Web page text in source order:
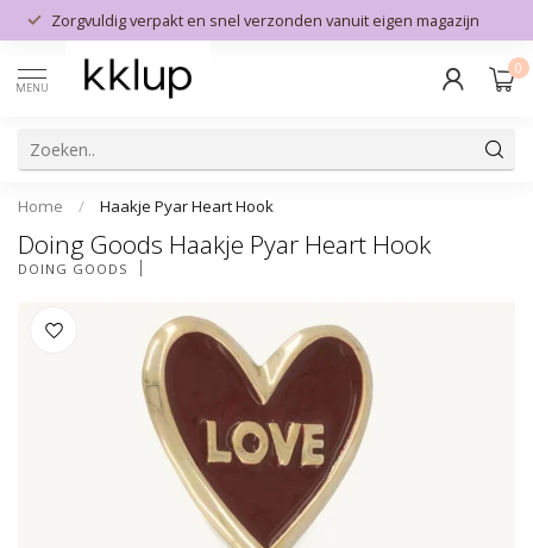
Zorgvuldig verpakt en snel verzonden vanuit eigen magazijn
MENU
0
Home / Haakje Pyar Heart Hook
Doing Goods Haakje Pyar Heart Hook
DOING GOODS